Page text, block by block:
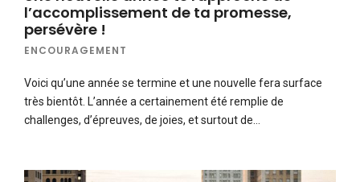
l’accomplissement de ta promesse,
persévère !
ENCOURAGEMENT
Voici qu’une année se termine et une nouvelle fera surface
très bientôt. L’année a certainement été remplie de
challenges, d’épreuves, de joies, et surtout de…